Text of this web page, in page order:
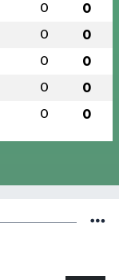
0 0
0 0
0 0
0 0
0 0